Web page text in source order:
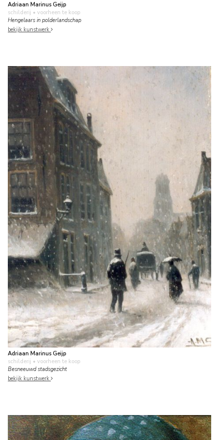
Adriaan Marinus Geijp
schilderij • voorheen te koop
Hengelaars in polderlandschap
bekijk kunstwerk
Adriaan Marinus Geijp
schilderij • voorheen te koop
Besneeuwd stadsgezicht
bekijk kunstwerk